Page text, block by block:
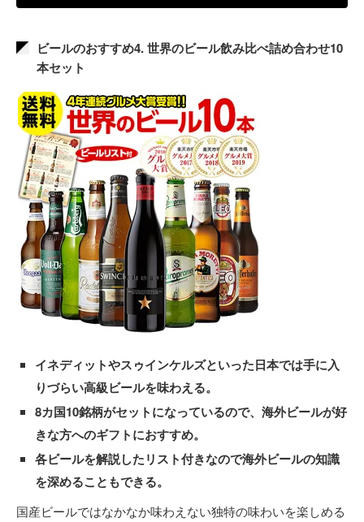
ビールのおすすめ4. 世界のビール飲み比べ詰め合わせ10
本セット
イネディットやスゥインケルズといった日本では手に入
りづらい高級ビールを味わえる。
8カ国10銘柄がセットになっているので、海外ビールが好
きな方へのギフトにおすすめ。
各ビールを解説したリスト付きなので海外ビールの知識
を深めることもできる。
国産ビールではなかなか味わえない独特の味わいを楽しめる